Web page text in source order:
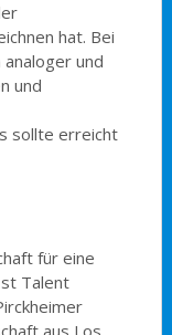
hat. Bei
und
und
sollte erreicht
für eine
Talent
aus Los